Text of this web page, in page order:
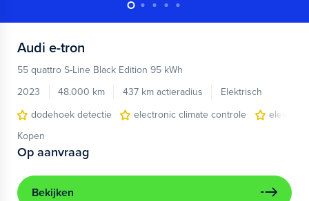
Audi e-tron
55 quattro S-Line Black Edition 95 kWh
2023
48.000 km 437 km actieradius
Elektrisch
dodehoek detectie
electronic climate controle
Kopen
Op aanvraag
Bekijken